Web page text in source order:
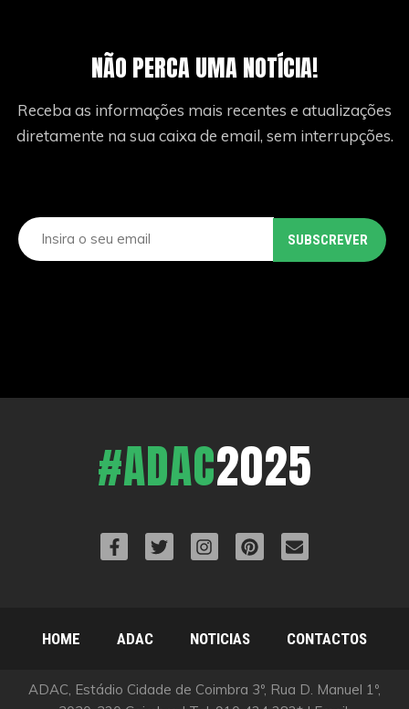
NÃO PERCA UMA NOTÍCIA!
Receba as informações mais recentes e atualizações
diretamente na sua caixa de email, sem interrupções.
#ADAC2025
HOME ADAC NOTICIAS CONTACTOS
ADAC, Estádio Cidade de Coimbra 3º, Rua D. Manuel 1º,